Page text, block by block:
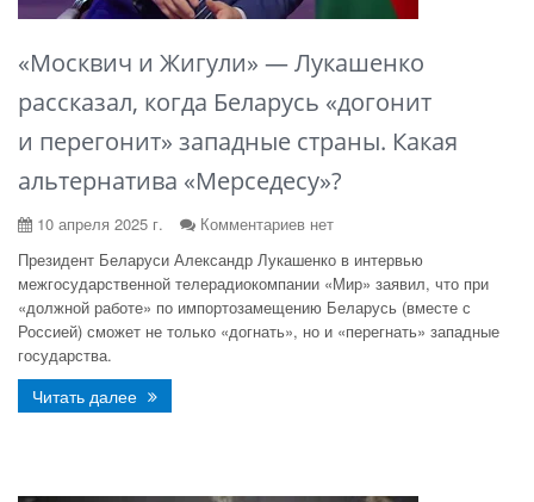
«Москвич и Жигули» — Лукашенко
рассказал, когда Беларусь «догонит
и перегонит» западные страны. Какая
альтернатива «Мерседесу»?
10 апреля 2025 г.
Комментариев нет
Президент Беларуси Александр Лукашенко в интервью
межгосударственной телерадиокомпании «Мир» заявил, что при
«должной работе» по импортозамещению Беларусь (вместе с
Россией) сможет не только «догнать», но и «перегнать» западные
государства.
Читать далее